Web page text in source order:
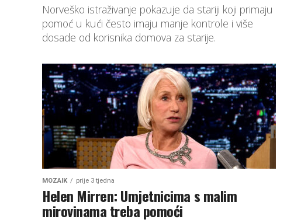
Norveško istraživanje pokazuje da stariji koji primaju
pomoć u kući često imaju manje kontrole i više
dosade od korisnika domova za starije.
MOZAIK prije 3 tjedna
Helen Mirren: Umjetnicima s malim
mirovinama treba pomoći